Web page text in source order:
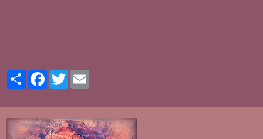
PartagerFacebook
Twitter